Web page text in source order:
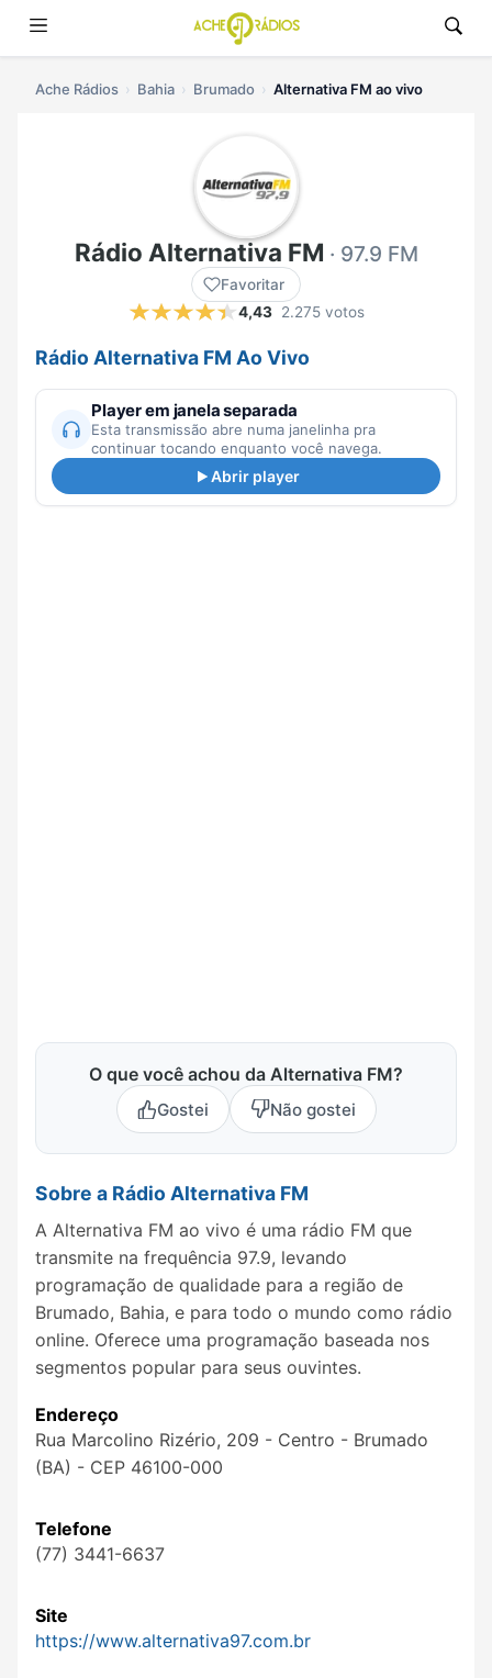
Ache Rádios Bahia Brumado Alternativa FM ao vivo
Rádio Alternativa FM · 97.9 FM
Favoritar
4,43 2.275 votos
Rádio Alternativa FM Ao Vivo
Player em janela separada
Esta transmissão abre numa janelinha pra
continuar tocando enquanto você navega.
Abrir player
O que você achou da Alternativa FM?
Gostei Não gostei
Sobre a Rádio Alternativa FM
A Alternativa FM ao vivo é uma rádio FM que
transmite na frequência 97.9, levando
programação de qualidade para a região de
Brumado, Bahia, e para todo o mundo como rádio
online. Oferece uma programação baseada nos
segmentos popular para seus ouvintes.
Endereço
Rua Marcolino Rizério, 209 - Centro - Brumado
(BA) - CEP 46100-000
Telefone
(77) 3441-6637
Site
https://www.alternativa97.com.br